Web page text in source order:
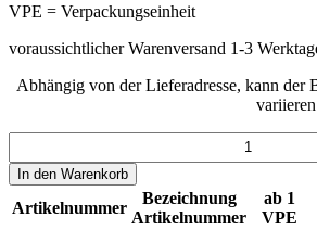
VPE = Verpackungseinheit
voraussichtlicher Warenversand 1-3
Abhängig von der Lieferadresse, kann der
In den Warenkorb
Artikelnummer
Bezeichnung
Artikelnummer
ab 1
VPE